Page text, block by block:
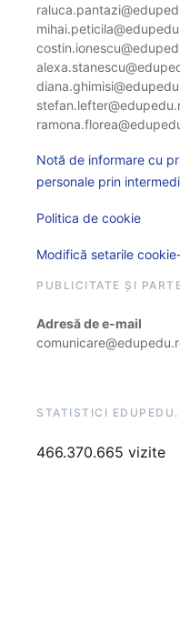
Notă de informare cu
personale prin
Politica de cookie
Modifică setarile
PUBLICITATE ȘI
Adresă de e-mail
STATISTICI
466.370.665 vizite